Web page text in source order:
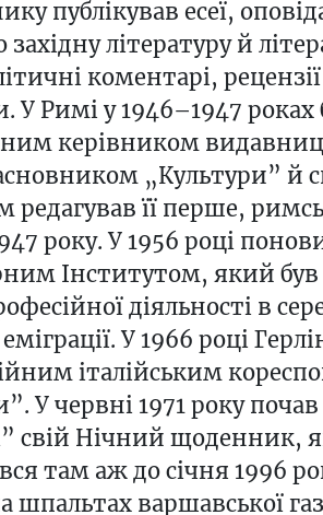
публікував есеї,
західну літературу й
коментарі,
У Римі у 1946–1947 роках
керівником
„Культури” й
редагував її перше,
року. У 1956 році
Інститутом, який
діяльності в
еміграції. У 1966 році
італійським
У червні 1971 року
свій Нічний щоденник,
там аж до січня 1996
шпальтах варшавської